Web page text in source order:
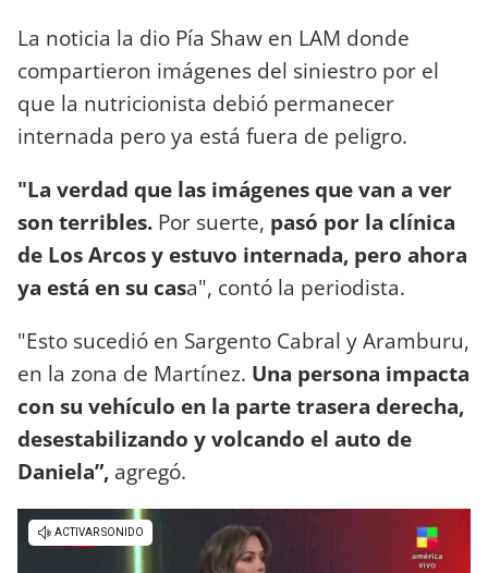
La noticia la dio Pía Shaw en LAM donde
compartieron imágenes del siniestro por el
que la nutricionista debió permanecer
internada pero ya está fuera de peligro.
"La verdad que las imágenes que van a ver
son terribles. Por suerte, pasó por la clínica
de Los Arcos y estuvo internada, pero ahora
ya está en su casa", contó la periodista.
"Esto sucedió en Sargento Cabral y Aramburu,
en la zona de Martínez. Una persona impacta
con su vehículo en la parte trasera derecha,
desestabilizando y volcando el auto de
Daniela”, agregó.